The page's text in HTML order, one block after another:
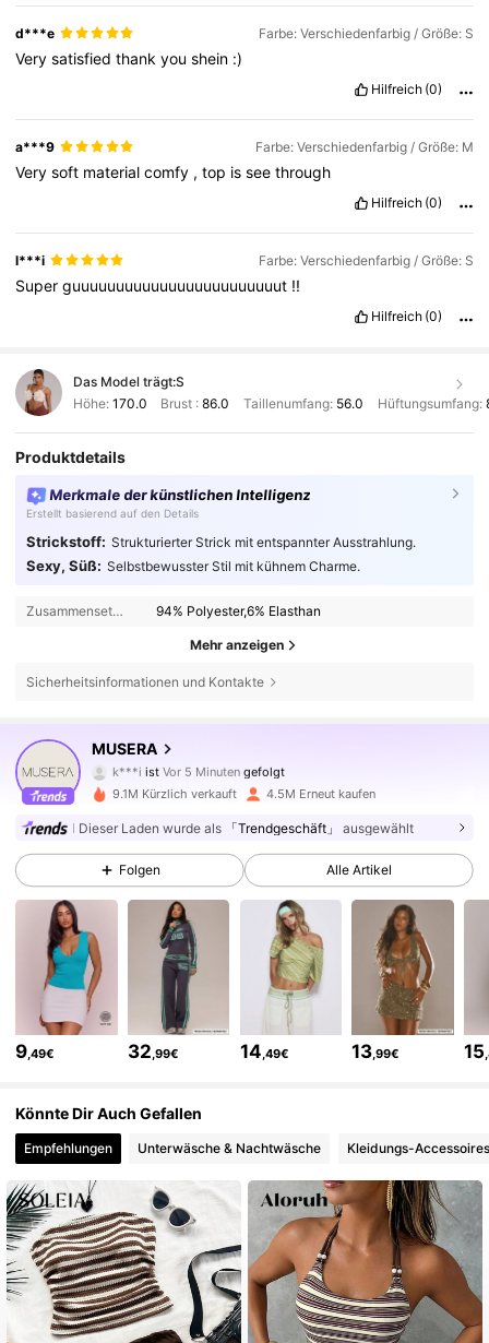
d***e Farbe: Verschiedenfarbig / Größe: S
Verysatisfiedthankyoushein :)
Hilfreich (0)
a***9 Farbe: Verschiedenfarbig / Größe: M
Verysoft materialcomfy ,top isseethrough
Hilfreich (0)
l***i Farbe: Verschiedenfarbig / Größe: S
Superguuuuuuuuuuuuuuuuuuuuuuuut !!
Hilfreich (0)
Das Model trägt:S
Höhe: 170.0 Brust :86.0 Taillenumfang: 56.0 Hüftungsumfang:
Produktdetails
Merkmale der künstlichen Intelligenz
Erstellt basierend auf den Details
Strickstoff: Strukturierter Strick mit entspannter Ausstrahlung.
Sexy, Süß: Selbstbewusster Stil mit kühnem Charme.
Zusammensetzung: 94% Polyester,6% Elasthan
Mehr anzeigen
Sicherheitsinformationen und Kontakte
MUSERA
k***iist Vor 5 Minuten
m***3ist am Durchsuchen
4,83
4.3M Follower
4,83 4.3M Follower
4.3M Follower
4,83 4.3M Follower
4,83 4.3M Follower
4,83 4.3M Follower
4,83 4.3M Follower
9.1M Kürzlich verkauft 4.5M Erneut kaufen
Dieser Laden wurde als 「Trendgeschäft」 ausgewählt
Folgen Alle Artikel
9,49€ 32,99€ 14,49€ 13,99€ 15
Könnte Dir Auch Gefallen
Empfehlungen Unterwäsche & Nachtwäsche Kleidungs-Accessoires